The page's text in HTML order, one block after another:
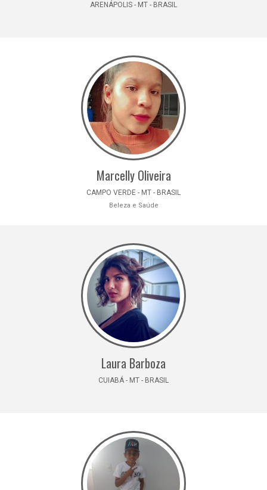
ARENÁPOLIS - MT - BRASIL
Marcelly Oliveira
CAMPO VERDE - MT - BRASIL
Beleza e Saúde
Laura Barboza
CUIABÁ - MT - BRASIL